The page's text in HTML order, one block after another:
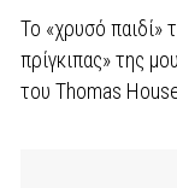
Το «χρυσό παιδί»
πρίγκιπας» της
του Thomas